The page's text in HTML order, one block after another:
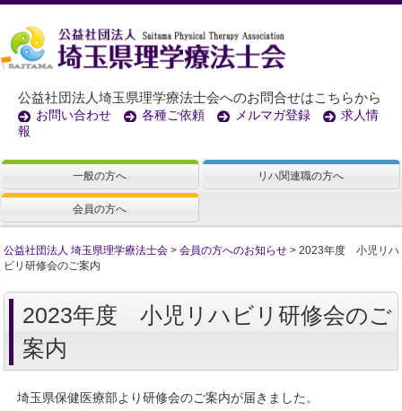
公益社団法人埼玉県理学療法士会へのお問合せはこちらから
お問い合わせ 各種ご依頼 メルマガ登録
求人情
報
一般の方へ リハ関連職の方へ
会員の方へ
公益社団法人 埼玉県理学療法士会 >会員の方へのお知らせ >2023年度 小児リハ
ビリ研修会のご案内
2023年度 小児リハビリ研修会のご
案内
埼玉県保健医療部より研修会のご案内が届きました。